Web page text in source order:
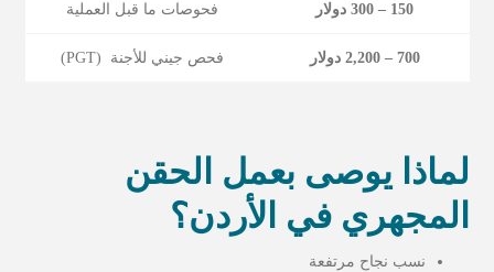
150 – 300 دولار فحوصات ما قبل العملية
700 – 2,200 دولار فحص جيني للأجنة (PGT)
لماذا يوصى بعمل الحقن
المجهري في الأردن؟
نسب نجاح مرتفعة